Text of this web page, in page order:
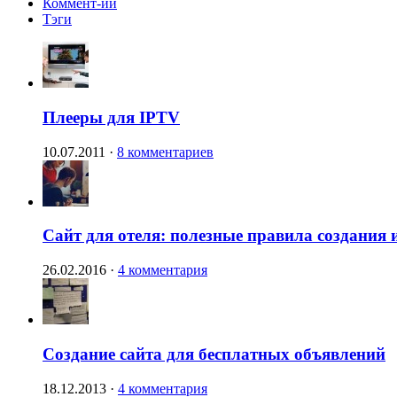
Коммент-ии
Тэги
Плееры для IPTV
10.07.2011 · 8 комментариев
Сайт для отеля: полезные правила создания
26.02.2016 · 4 комментария
Создание сайта для бесплатных объявлений
18.12.2013 · 4 комментария